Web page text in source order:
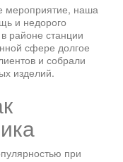
мероприятие, наша
и недорого
районе станции
сфере долгое
и собрали
изделий.
при